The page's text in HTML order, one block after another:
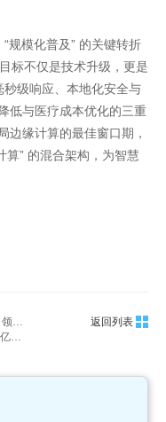
规模化普及” 的关键转折
标不仅是技术升级，更是
级响应、本地化安全与
低与医疗成本优化的三重
边缘计算的最佳窗口期，
算” 的混合架构，为智慧
返回列表